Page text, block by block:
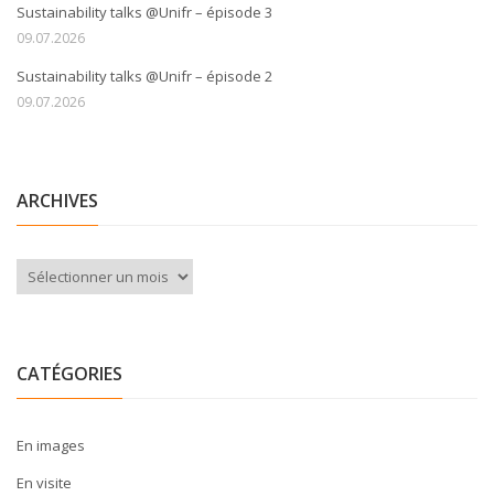
Sustainability talks @Unifr – épisode 3
09.07.2026
Sustainability talks @Unifr – épisode 2
09.07.2026
ARCHIVES
Archives
CATÉGORIES
En images
En visite